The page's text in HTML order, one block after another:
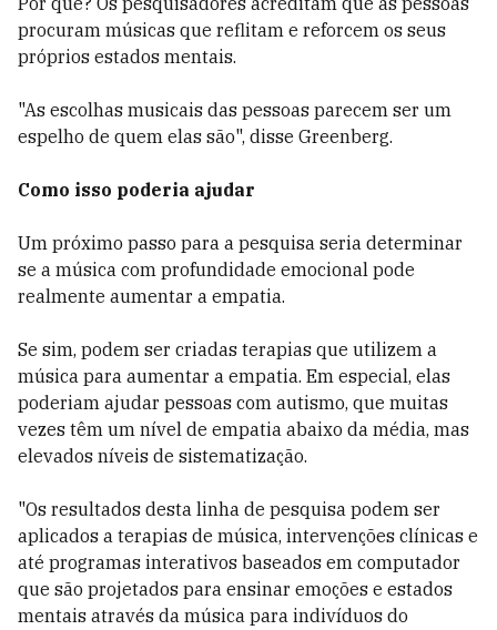
procuram músicas que reflitam e reforcem os seus
próprios estados mentais.
"As escolhas musicais das pessoas parecem ser um
espelho de quem elas são", disse Greenberg.
Como isso poderia ajudar
Um próximo passo para a pesquisa seria determinar
se a música com profundidade emocional pode
realmente aumentar a empatia.
Se sim, podem ser criadas terapias que utilizem a
música para aumentar a empatia. Em especial, elas
poderiam ajudar pessoas com autismo, que muitas
vezes têm um nível de empatia abaixo da média, mas
elevados níveis de sistematização.
"Os resultados desta linha de pesquisa podem ser
aplicados a terapias de música, intervenções clínicas e
até programas interativos baseados em computador
que são projetados para ensinar emoções e estados
mentais através da música para indivíduos do